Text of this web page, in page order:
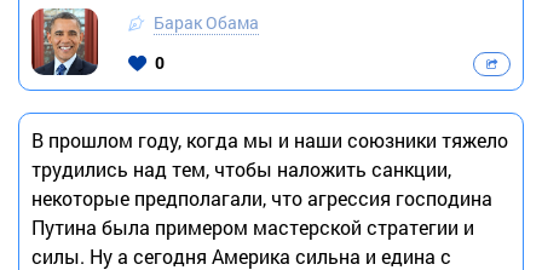
Барак Обама
0
В прошлом году, когда мы и наши союзники тяжело
трудились над тем, чтобы наложить санкции,
некоторые предполагали, что агрессия господина
Путина была примером мастерской стратегии и
силы. Ну а сегодня Америка сильна и едина с